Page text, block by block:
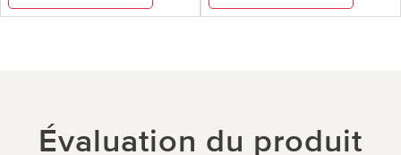
Évaluation du produit